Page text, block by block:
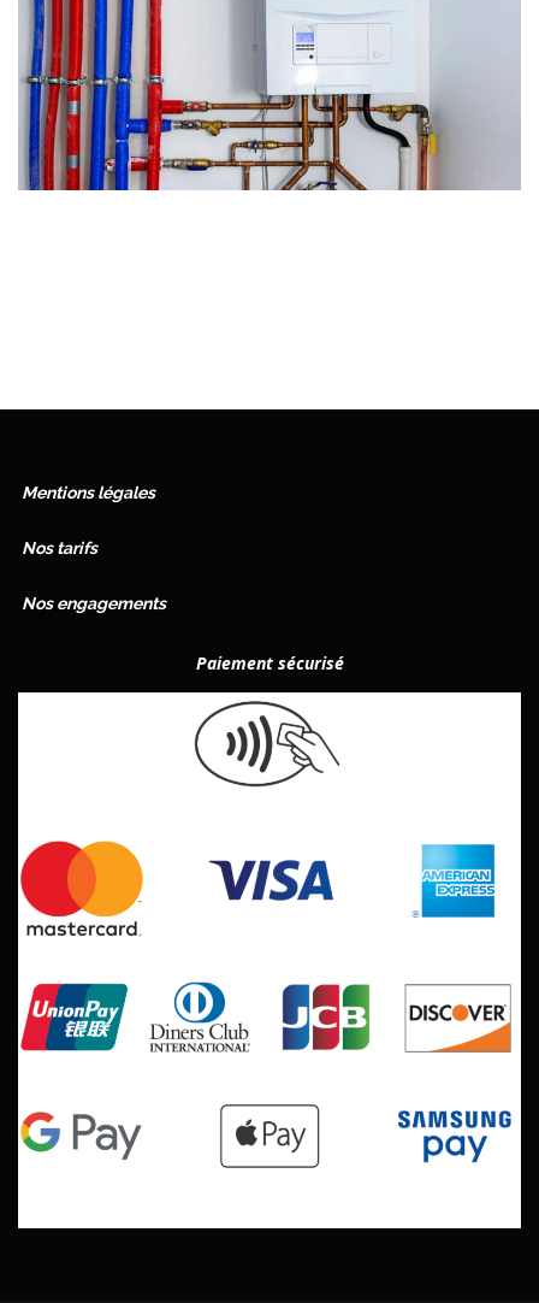
Mentions légales
Nos tarifs
Nos engagements
Paiement sécurisé